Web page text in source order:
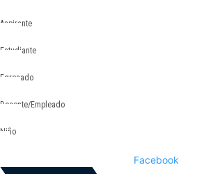
Aspirante
Estudiante
Egresado
Docente/Empleado
Niño
Facebook